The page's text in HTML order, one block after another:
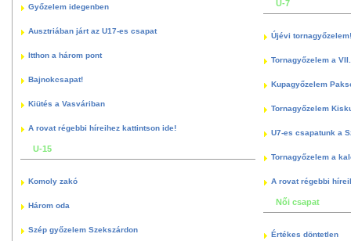
Győzelem idegenben
Ausztriában járt az U17-es csapat
Itthon a három pont
Bajnokcsapat!
Kiütés a Vasváriban
A rovat régebbi híreihez kattintson ide!
U-15
Komoly zakó
Három oda
Szép győzelem Szekszárdon
U-7
Újévi tornagyőzelem!
Tornagyőzelem a
Kupagyőzelem
Tornagyőzelem
U7-es csapatunk a
Tornagyőzelem a
A rovat régebbi
Női csapat
Értékes döntetlen